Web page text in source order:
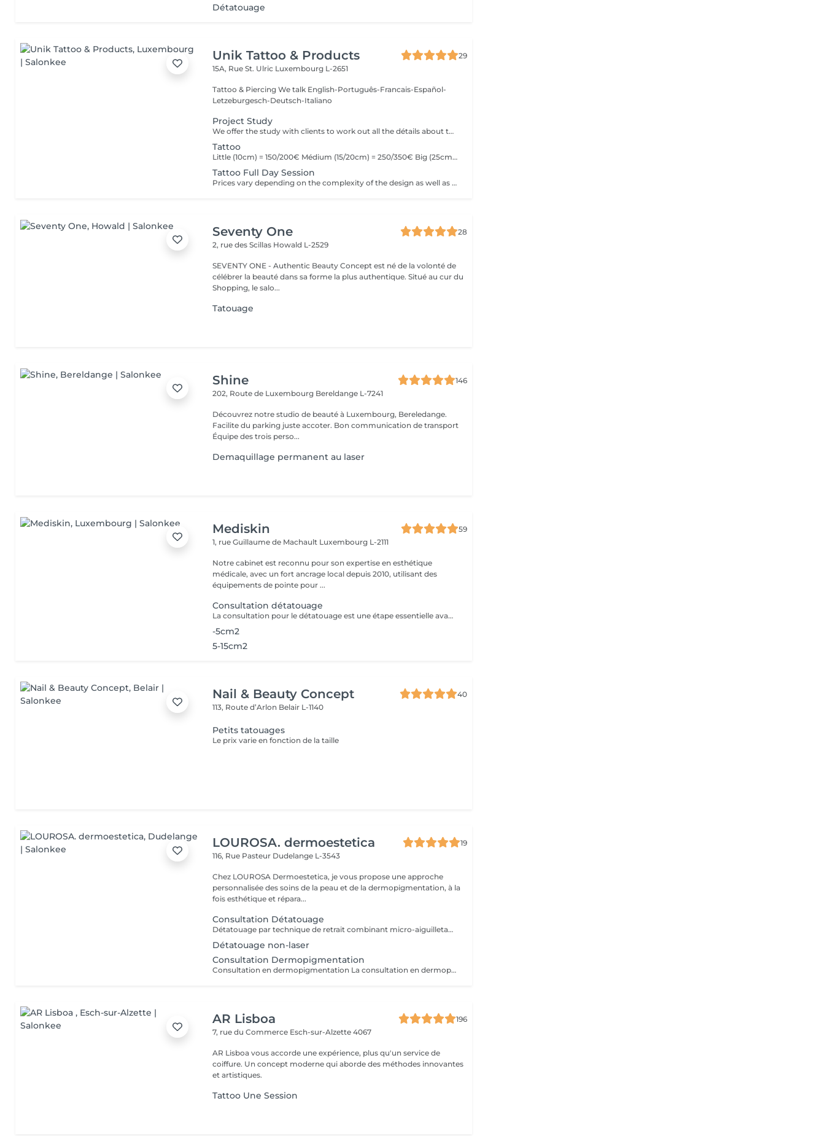
Détatouage
Unik Tattoo & Products
29
15A, Rue St. Ulric Luxembourg L-2651
Tattoo & Piercing We talk English-Português-Francais-Español-
Letzeburgesch-Deutsch-Italiano
Project Study
We offer the study with clients to work out all the détails about their tattoo.
Tattoo
Little (10cm) = 150/200€ Médium (15/20cm) = 250/350€ Big (25cm/+) = start at 400€ Custom quotes per project! The prices vary depending on the complexity of the design as well as the área to be tattoed!
Tattoo Full Day Session
Prices vary depending on the complexity of the design as well as the área to be tattoed.
Seventy One
28
2, rue des Scillas Howald L-2529
SEVENTY ONE - Authentic Beauty Concept est né de la volonté de
célébrer la beauté dans sa forme la plus authentique. Situé au cur du
Shopping, le salo...
Tatouage
Shine
146
202, Route de Luxembourg Bereldange L-7241
Découvrez notre studio de beauté à Luxembourg, Bereledange.
Facilite du parking juste accoter. Bon communication de transport
Équipe des trois perso...
Demaquillage permanent au laser
Mediskin
59
1, rue Guillaume de Machault Luxembourg L-2111
Notre cabinet est reconnu pour son expertise en esthétique
médicale, avec un fort ancrage local depuis 2010, utilisant des
équipements de pointe pour ...
Consultation détatouage
La consultation pour le détatouage est une étape essentielle avant le traitement. Elle permet d'évaluer la taille, les couleurs et la profondeur du tatouage, ainsi que le type de peau du patient. Le professionnel explique le déroulement du traitement, le nombre de séances nécessaires et les éventuels effets secondaires. C'est aussi le moment pour poser toutes vos questions et discuter des attentes en termes de résultats
-5cm2
5-15cm2
Nail & Beauty Concept
40
113, Route d’Arlon Belair L-1140
Petits tatouages
Le prix varie en fonction de la taille
LOUROSA. dermoestetica
19
116, Rue Pasteur Dudelange L-3543
Chez LOUROSA Dermoestetica, je vous propose une approche
personnalisée des soins de la peau et de la dermopigmentation, à la
fois esthétique et répara...
Consultation Détatouage
Détatouage par technique de retrait combinant micro-aiguilletage et solution spécifique, adaptée aux pigments difficiles à traiter au laser . La consultation est requise.
Détatouage non-laser
Consultation Dermopigmentation
Consultation en dermopigmentation La consultation en dermopigmentation est une étape essentielle avant toute prestation de traitement correctif ou reconstructeur. Elle permet de comprendre vos besoins, d'analyser la peau et de définir un protocole entièrement personnalisé en fonction de la zone à traiter, de votre carnation, de votre morphologie et du résultat souhaité. Ce rendez-vous comprend un échange approfondi sur vos attentes, une analyse précise de la zone concernée ainsi que des conseils professionnels sur la technique et l'approche les plus adaptées à votre situation. C'est également un moment privilégié pour répondre à toutes vos questions et s'assurer de l'absence de contre-indications. Le montant de la consultation est déduit du tarif de la prestation si celle-ci est réalisée dans les 2 mois suivant la consultation. Cette étape est indispensable afin de garantir un traitement sécurisé, cohérent et parfaitement adapté à votre peau et à votre objectif esthétique ou réparateur.
AR Lisboa
196
7, rue du Commerce Esch-sur-Alzette 4067
AR Lisboa vous accorde une expérience, plus qu'un service de
coiffure. Un concept moderne qui aborde des méthodes innovantes
et artistiques.
Tattoo Une Session